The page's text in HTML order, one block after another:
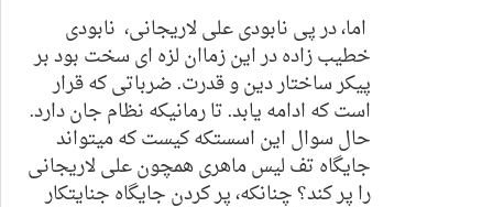
اما، در پی نابودی علی لاریجانی، نابودی
خطیب زاده در این زماان لزه ای سخت بود بر
پیکر ساختار دین و قدرت. ضرباتی که قرار
است که ادامه یابد. تا رمانیکه نظام جان دارد.
حال سوال این اسستکه کیست که میتواند
جایگاه تف لیس ماهری همچون علی لاریجانی
را پر کند؟ چنانکه، پر کردن جایگاه جنایتکار